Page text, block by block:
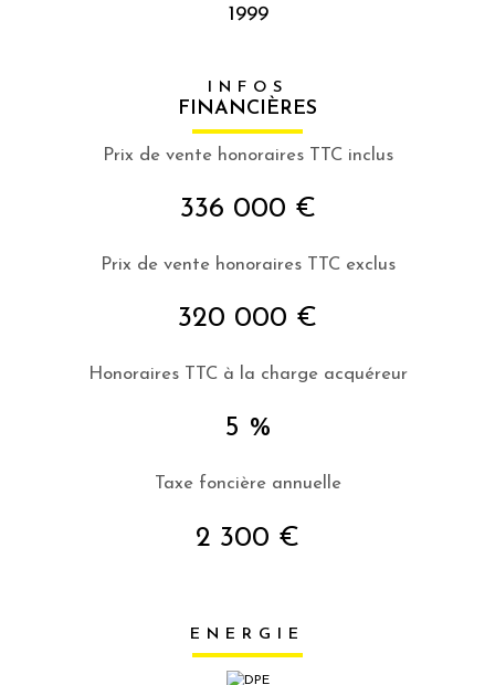
1999
INFOS
FINANCIÈRES
Prix de vente honoraires TTC inclus
336 000 €
Prix de vente honoraires TTC exclus
320 000 €
Honoraires TTC à la charge acquéreur
5 %
Taxe foncière annuelle
2 300 €
ENERGIE